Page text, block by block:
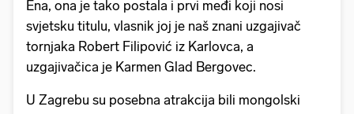
Ena, ona je tako postala i prvi međi koji nosi
svjetsku titulu, vlasnik joj je naš znani uzgajivač
tornjaka Robert Filipović iz Karlovca, a
uzgajivačica je Karmen Glad Bergovec.
U Zagrebu su posebna atrakcija bili mongolski